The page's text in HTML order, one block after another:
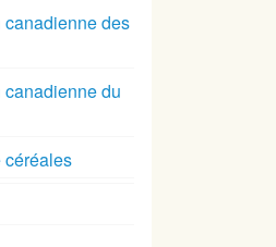
des
du
céréales